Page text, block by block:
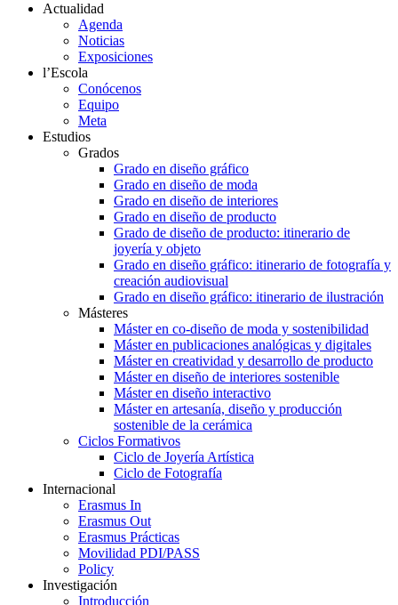
Actualidad
Agenda
Noticias
Exposiciones
l’Escola
Conócenos
Equipo
Meta
Estudios
Grados
Grado en diseño gráfico
Grado en diseño de moda
Grado en diseño de interiores
Grado en diseño de producto
Grado de diseño de producto: itinerario de
joyería y objeto
Grado en diseño gráfico: itinerario de fotografía y
creación audiovisual
Grado en diseño gráfico: itinerario de ilustración
Másteres
Máster en co-diseño de moda y sostenibilidad
Máster en publicaciones analógicas y digitales
Máster en creatividad y desarrollo de producto
Máster en diseño de interiores sostenible
Máster en diseño interactivo
Máster en artesanía, diseño y producción
sostenible de la cerámica
Ciclos Formativos
Ciclo de Joyería Artística
Ciclo de Fotografía
Internacional
Erasmus In
Erasmus Out
Erasmus Prácticas
Movilidad PDI/PASS
Policy
Investigación
Introducción